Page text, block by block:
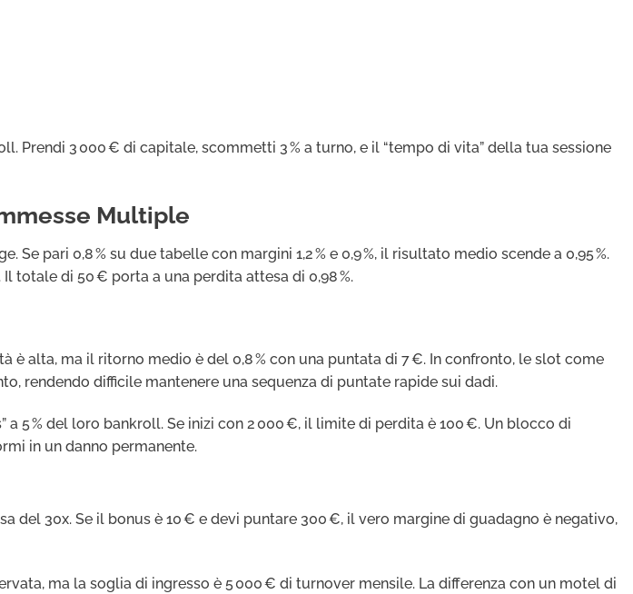
Prendi 3 000 € di capitale, scommetti 3 % a turno, e il “tempo di vita” della tua sessione
Multiple
pari 0,8 % su due tabelle con margini 1,2 % e 0,9 %, il risultato medio scende a 0,95 %.
Il totale di 50 € porta a una perdita attesa di 0,98 %.
è alta, ma il ritorno medio è del 0,8 % con una puntata di 7 €. In confronto, le slot come
rendendo difficile mantenere una sequenza di puntate rapide sui dadi.
5 % del loro bankroll. Se inizi con 2 000 €, il limite di perdita è 100 €. Un blocco di
in un danno permanente.
del 30x. Se il bonus è 10 € e devi puntare 300 €, il vero margine di guadagno è negativo,
ma la soglia di ingresso è 5 000 € di turnover mensile. La differenza con un motel di